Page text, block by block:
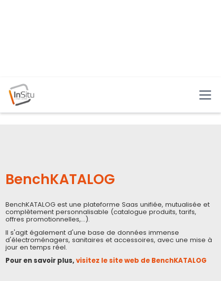
Nos partenaires
BenchKATALOG
BenchKATALOG est une plateforme Saas unifiée, mutualisée et
complètement personnalisable (catalogue produits, tarifs,
offres promotionnelles,...).
Il s'agit également d'une base de données immense
d'électroménagers, sanitaires et accessoires, avec une mise à
jour en temps réel.
Pour en savoir plus, visitez le site web de BenchKATALOG